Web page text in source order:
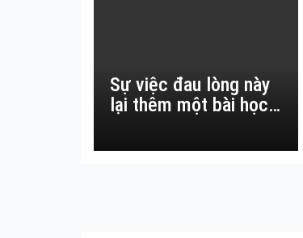
Sự việc đau lòng này
lại thêm một bài học
thường.